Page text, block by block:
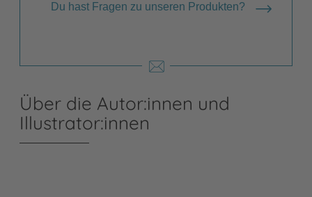
Du hast Fragen zu unseren Produkten?
Über die Autor:innen und
Illustrator:innen